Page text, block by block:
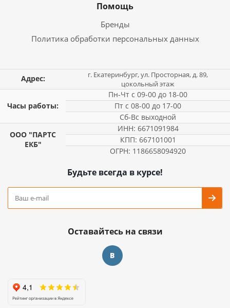
Помощь
Бренды
Политика обработки персональных данных
Адрес:
г. Екатеринбург, ул. Просторная, д. 89,
цокольный этаж
Часы работы:
Пн-Чт с 09-00 до 18-00
Пт с 08-00 до 17-00
Сб-Вс выходной
ООО "ПАРТС
ЕКБ"
ИНН: 6671091984
КПП: 667101001
ОГРН: 1186658094920
Будьте всегда в курсе!
Оставайтесь на связи